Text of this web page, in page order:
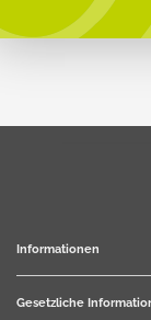
Informationen
Gesetzliche